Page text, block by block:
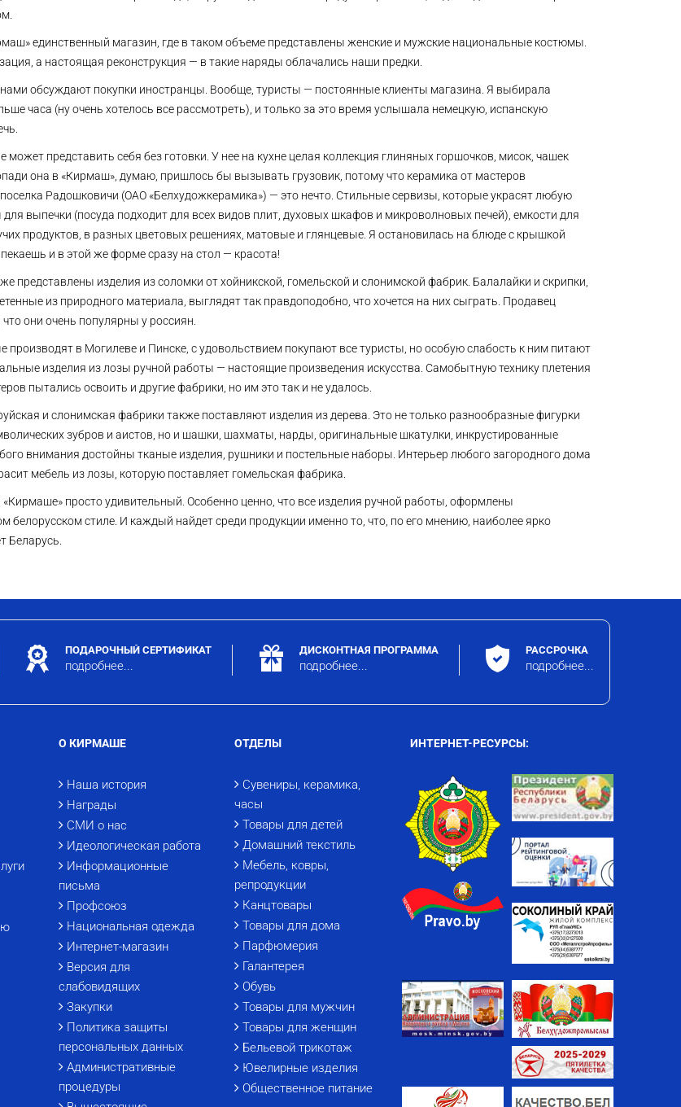
единственный магазин, где в таком объеме представлены женские и мужские национальные костюмы.
а настоящая реконструкция — в такие наряды облачались наши предки.
обсуждают покупки иностранцы. Вообще, туристы — постоянные клиенты магазина. Я выбирала
часа (ну очень хотелось все рассмотреть), и только за это время услышала немецкую, испанскую
может представить себя без готовки. У нее на кухне целая коллекция глиняных горшочков, мисок, чашек
она в «Кирмаш», думаю, пришлось бы вызывать грузовик, потому что керамика от мастеров
поселка Радошковичи (ОАО «Белхудожкерамика») — это нечто. Стильные сервизы, которые украсят любую
выпечки (посуда подходит для всех видов плит, духовых шкафов и микроволновых печей), емкости для
продуктов, в разных цветовых решениях, матовые и глянцевые. Я остановилась на блюде с крышкой
и в этой же форме сразу на стол — красота!
представлены изделия из соломки от хойникской, гомельской и слонимской фабрик. Балалайки и скрипки,
из природного материала, выглядят так правдоподобно, что хочется на них сыграть. Продавец
они очень популярны у россиян.
производят в Могилеве и Пинске, с удовольствием покупают все туристы, но особую слабость к ним питают
изделия из лозы ручной работы — настоящие произведения искусства. Самобытную технику плетения
пытались освоить и другие фабрики, но им это так и не удалось.
и слонимская фабрики также поставляют изделия из дерева. Это не только разнообразные фигурки
зубров и аистов, но и шашки, шахматы, нарды, оригинальные шкатулки, инкрустированные
внимания достойны тканые изделия, рушники и постельные наборы. Интерьер любого загородного дома
мебель из лозы, которую поставляет гомельская фабрика.
«Кирмаше» просто удивительный. Особенно ценно, что все изделия ручной работы, оформлены
белорусском стиле. И каждый найдет среди продукции именно то, что, по его мнению, наиболее ярко
Беларусь.
ПОДАРОЧНЫЙ СЕРТИФИКАТ
подробнее...
ДИСКОНТНАЯ ПРОГРАММА
подробнее...
РАССРОЧКА
подробнее...
О КИРМАШЕ
Наша история
Награды
СМИ о нас
Идеологическая работа
Информационные
письма
Профсоюз
Национальная одежда
Интернет-магазин
Версия для
слабовидящих
Закупки
Политика защиты
персональных данных
Административные
процедуры
ОТДЕЛЫ
Сувениры, керамика,
часы
Товары для детей
Домашний текстиль
Мебель, ковры,
репродукции
Канцтовары
Товары для дома
Парфюмерия
Галантерея
Обувь
Товары для мужчин
Товары для женщин
Бельевой трикотаж
Ювелирные изделия
Общественное питание
ИНТЕРНЕТ-РЕСУРСЫ: